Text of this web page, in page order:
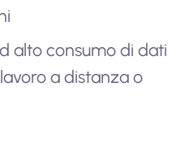
alto consumo di dati
a distanza o